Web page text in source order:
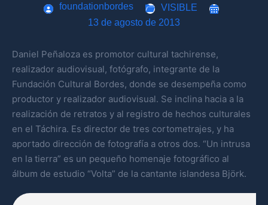
foundationbordes
VISIBLE
13 de agosto de 2013
Daniel Peñaloza es promotor cultural tachirense,
realizador audiovisual, fotógrafo, integrante de la
Fundación Cultural Bordes, donde se desempeña como
productor y realizador audiovisual. Se inclina hacia a la
realización de retratos y al registro de hechos culturales
en el Táchira. Es director de tres cortometrajes, y ha
aportado dirección de fotografía a otros dos. “Un intrusa
en la tierra” es un pequeño homenaje fotográfico al
álbum de estudio “Volta” de la cantante islandesa Björk.